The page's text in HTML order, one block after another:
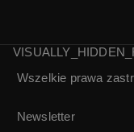
Coals | FINA
Wszelkie prawa
Newsletter